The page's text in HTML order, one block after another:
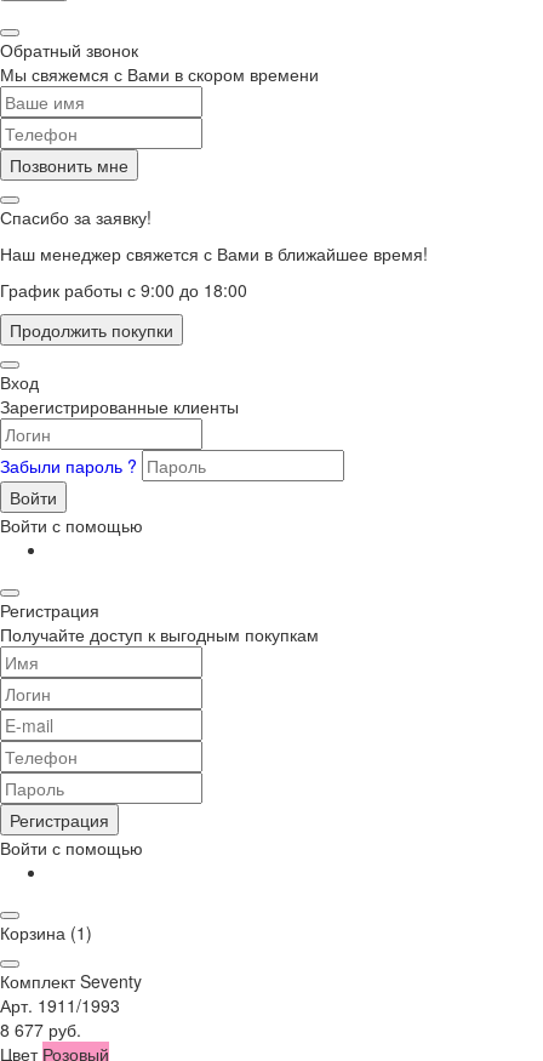
Обратный звонок
Мы свяжемся с Вами в скором времени
Позвонить мне
Спасибо за заявку!
Наш менеджер свяжется с Вами в ближайшее время!
График работы с 9:00 до 18:00
Продолжить покупки
Вход
Зарегистрированные клиенты
Забыли пароль ?
Войти
Войти с помощью
Регистрация
Получайте доступ к выгодным покупкам
Регистрация
Войти с помощью
Корзина (1)
Комплект Seventy
Арт. 1911/1993
8 677 руб.
Цвет Розовый